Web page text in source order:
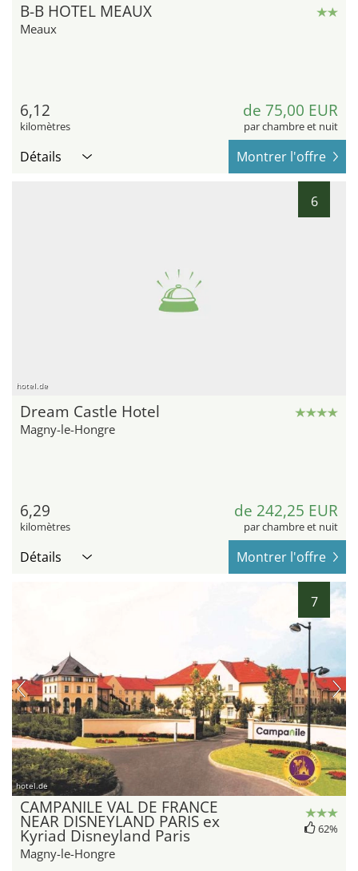
B-B HOTEL MEAUX
Meaux
6,12
kilomètres
de 75,00 EUR
par chambre et nuit
Détails Montrer l'offre
6
hotel.de
Dream Castle Hotel
Magny-le-Hongre
6,29
kilomètres
de 242,25 EUR
par chambre et nuit
Détails Montrer l'offre
7
hotel.de
CAMPANILE VAL DE FRANCE
NEAR DISNEYLAND PARIS ex
Kyriad Disneyland Paris
Magny-le-Hongre
62%